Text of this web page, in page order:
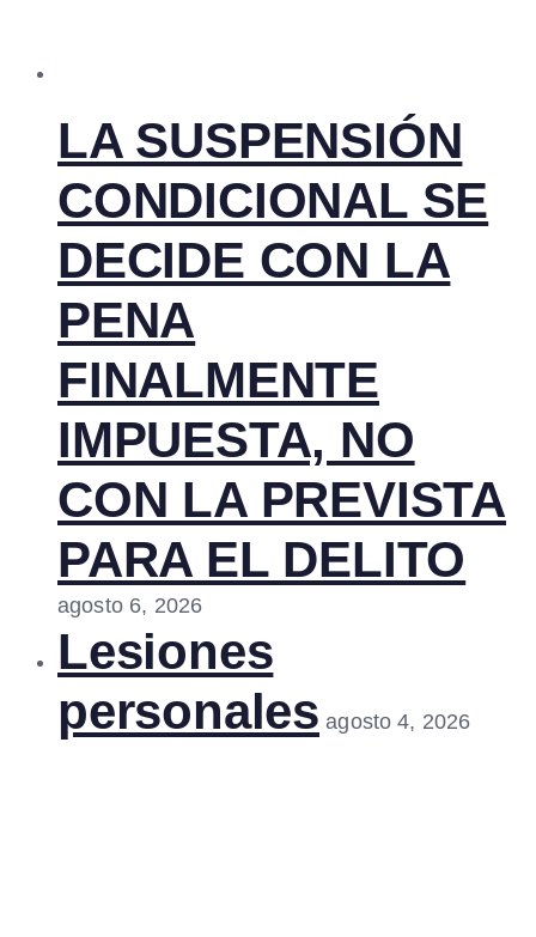
LA SUSPENSIÓN
CONDICIONAL SE
DECIDE CON LA
PENA
FINALMENTE
IMPUESTA, NO
CON LA PREVISTA
PARA EL DELITO
agosto 6, 2026
Lesiones
personales agosto 4, 2026